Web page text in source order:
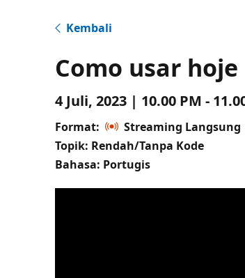
Kembali
Como usar
4 Juli, 2023 | 10.00 PM -
Format:
Streaming Langsung
Topik: Rendah/Tanpa Kode
Bahasa: Portugis